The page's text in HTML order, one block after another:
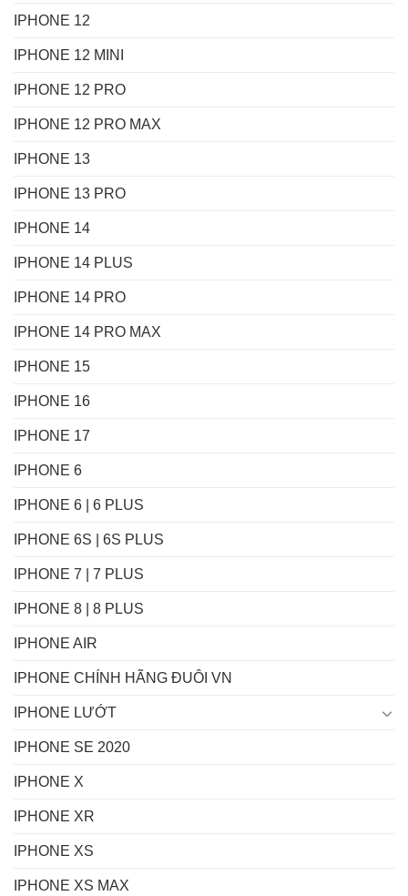
IPHONE 12
IPHONE 12 MINI
IPHONE 12 PRO
IPHONE 12 PRO MAX
IPHONE 13
IPHONE 13 PRO
IPHONE 14
IPHONE 14 PLUS
IPHONE 14 PRO
IPHONE 14 PRO MAX
IPHONE 15
IPHONE 16
IPHONE 17
IPHONE 6
IPHONE 6 | 6 PLUS
IPHONE 6S | 6S PLUS
IPHONE 7 | 7 PLUS
IPHONE 8 | 8 PLUS
IPHONE AIR
IPHONE CHÍNH HÃNG ĐUÔI VN
IPHONE LƯỚT
IPHONE SE 2020
IPHONE X
IPHONE XR
IPHONE XS
IPHONE XS MAX